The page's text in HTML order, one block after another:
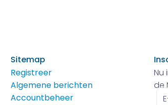
Sitemap
Registreer
Algemene berichten
Accountbeheer
Nu
de
E-